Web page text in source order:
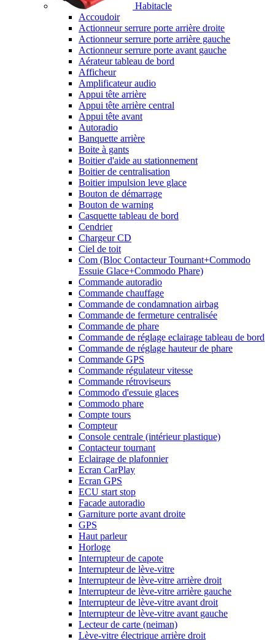
Habitacle
Accoudoir
Actionneur serrure porte arrière droite
Actionneur serrure porte arrière gauche
Actionneur serrure porte avant gauche
Aérateur tableau de bord
Afficheur
Amplificateur audio
Appui tête arrière
Appui tête arrière central
Appui tête avant
Autoradio
Banquette arrière
Boite à gants
Boitier d'aide au stationnement
Boitier de centralisation
Boitier impulsion leve glace
Bouton de démarrage
Bouton de warning
Casquette tableau de bord
Cendrier
Chargeur CD
Ciel de toit
Com (Bloc Contacteur Tournant+Commodo
Essuie Glace+Commodo Phare)
Commande autoradio
Commande chauffage
Commande de condamnation airbag
Commande de fermeture centralisée
Commande de phare
Commande de réglage eclairage tableau de bord
Commande de réglage hauteur de phare
Commande GPS
Commande régulateur vitesse
Commande rétroviseurs
Commodo d'essuie glaces
Commodo phare
Compte tours
Compteur
Console centrale (intérieur plastique)
Contacteur tournant
Eclairage de plafonnier
Ecran CarPlay
Ecran GPS
ECU start stop
Facade autoradio
Garniture porte avant droite
GPS
Haut parleur
Horloge
Interrupteur de capote
Interrupteur de lève-vitre
Interrupteur de lève-vitre arrière droit
Interrupteur de lève-vitre arrière gauche
Interrupteur de lève-vitre avant droit
Interrupteur de lève-vitre avant gauche
Lecteur de carte (neiman)
Lève-vitre électrique arrière droit